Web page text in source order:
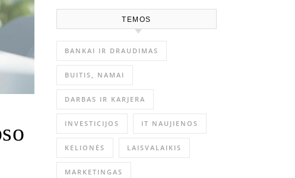
TEMOS
BANKAI IR DRAUDIMAS
BUITIS, NAMAI
DARBAS IR KARJERA
INVESTICIJOS IT NAUJIENOS
KELIONĖS LAISVALAIKIS
MARKETINGAS